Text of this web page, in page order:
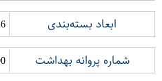
ابعاد بسته‌بندی 26 × 21
شماره پروانه بهداشت